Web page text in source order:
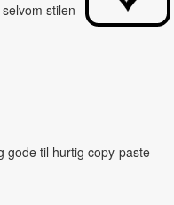
stilen
til hurtig copy‑paste